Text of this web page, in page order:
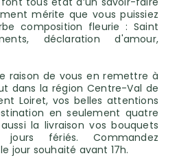
mérite que vous puissiez
composition fleurie : Saint
déclaration d'amour,
raison de vous en remettre à
dans la région Centre-Val de
Loiret, vos belles attentions
en seulement quatre
la livraison vos bouquets
fériés. Commandez
jour souhaité avant 17h.